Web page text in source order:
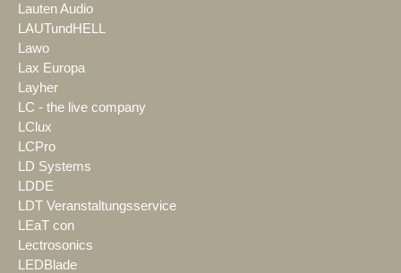
Lauten Audio
LAUTundHELL
Lawo
Lax Europa
Layher
LC - the live company
LClux
LCPro
LD Systems
LDDE
LDT Veranstaltungsservice
LEaT con
Lectrosonics
LEDBlade